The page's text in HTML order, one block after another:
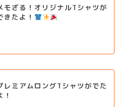
モざる！オリジナルTシャツが
きたよ！
レミアムロングTシャツがでた
！